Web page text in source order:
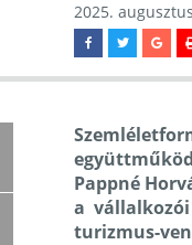
2025.
Pappné
a
turizmus-